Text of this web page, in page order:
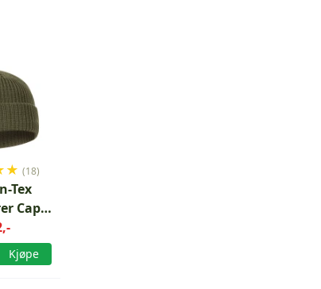
★ (18)
Tex
Cap
Grønn
Kjøpe